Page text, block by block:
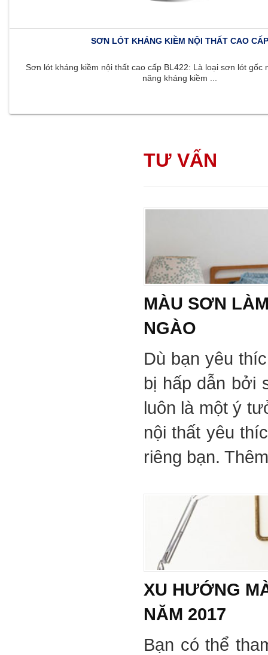
SƠN LÓT KHÁNG KIỀM NỘI THẤT CAO CẤP
Sơn lót kháng kiềm nội thất cao cấp BL422: Là loại sơn lót gốc
năng kháng kiềm ...
TƯ VẤN
MÀU SƠN
NGÀO
Dù bạn yêu
bị hấp dẫn bởi
luôn là một ý
nội thất yêu
riêng bạn.
XU HƯỚNG
NĂM 2017
Bạn có thể